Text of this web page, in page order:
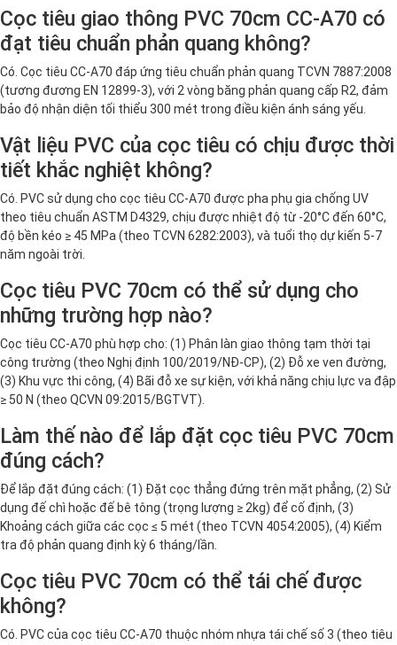
Cọc tiêu giao thông PVC 70cm CC-A70 có
đạt tiêu chuẩn phản quang không?
Có. Cọc tiêu CC-A70 đáp ứng tiêu chuẩn phản quang TCVN 7887:2008
(tương đương EN 12899-3), với 2 vòng băng phản quang cấp R2, đảm
bảo độ nhận diện tối thiểu 300 mét trong điều kiện ánh sáng yếu.
Vật liệu PVC của cọc tiêu có chịu được thời
tiết khắc nghiệt không?
Có. PVC sử dụng cho cọc tiêu CC-A70 được pha phụ gia chống UV
theo tiêu chuẩn ASTM D4329, chịu được nhiệt độ từ -20°C đến 60°C,
độ bền kéo ≥ 45 MPa (theo TCVN 6282:2003), và tuổi thọ dự kiến 5-7
năm ngoài trời.
Cọc tiêu PVC 70cm có thể sử dụng cho
những trường hợp nào?
Cọc tiêu CC-A70 phù hợp cho: (1) Phân làn giao thông tạm thời tại
công trường (theo Nghị định 100/2019/NĐ-CP), (2) Đỗ xe ven đường,
(3) Khu vực thi công, (4) Bãi đỗ xe sự kiện, với khả năng chịu lực va đập
≥ 50 N (theo QCVN 09:2015/BGTVT).
Làm thế nào để lắp đặt cọc tiêu PVC 70cm
đúng cách?
Để lắp đặt đúng cách: (1) Đặt cọc thẳng đứng trên mặt phẳng, (2) Sử
dụng đế chì hoặc đế bê tông (trọng lượng ≥ 2kg) để cố định, (3)
Khoảng cách giữa các cọc ≤ 5 mét (theo TCVN 4054:2005), (4) Kiểm
tra độ phản quang định kỳ 6 tháng/lần.
Cọc tiêu PVC 70cm có thể tái chế được
không?
Có. PVC của cọc tiêu CC-A70 thuộc nhóm nhựa tái chế số 3 (theo tiêu